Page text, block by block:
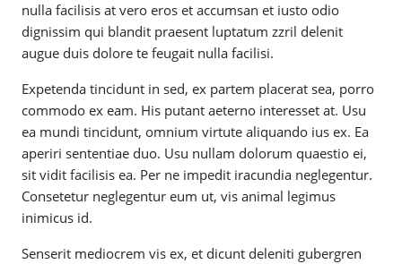
nulla facilisis at vero eros et accumsan et iusto odio
dignissim qui blandit praesent luptatum zzril delenit
augue duis dolore te feugait nulla facilisi.
Expetenda tincidunt in sed, ex partem placerat sea, porro
commodo ex eam. His putant aeterno interesset at. Usu
ea mundi tincidunt, omnium virtute aliquando ius ex. Ea
aperiri sententiae duo. Usu nullam dolorum quaestio ei,
sit vidit facilisis ea. Per ne impedit iracundia neglegentur.
Consetetur neglegentur eum ut, vis animal legimus
inimicus id.
Senserit mediocrem vis ex, et dicunt deleniti gubergren